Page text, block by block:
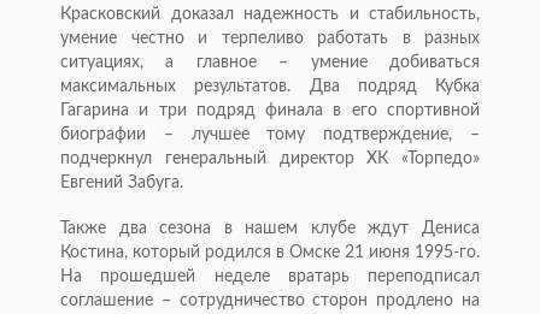
Красковский доказал надежность и стабильность,
умение честно и терпеливо работать в разных
ситуациях, а главное – умение добиваться
максимальных результатов. Два подряд Кубка
Гагарина и три подряд финала в его спортивной
биографии – лучшее тому подтверждение, –
подчеркнул генеральный директор ХК «Торпедо»
Евгений Забуга.
Также два сезона в нашем клубе ждут Дениса
Костина, который родился в Омске 21 июня 1995-го.
На прошедшей неделе вратарь переподписал
соглашение – сотрудничество сторон продлено на